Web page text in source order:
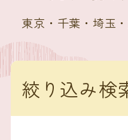
東京・千葉・埼玉
絞り込み検